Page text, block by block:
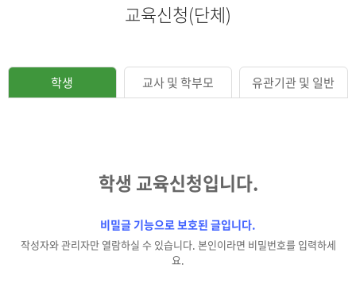
교육신청(단체)
학생 교사 및 학부모 유관기관 및 일반
학생 교육신청입니다.
비밀글 기능으로 보호된 글입니다.
작성자와 관리자만 열람하실 수 있습니다. 본인이라면 비밀번호를 입력하세
요.